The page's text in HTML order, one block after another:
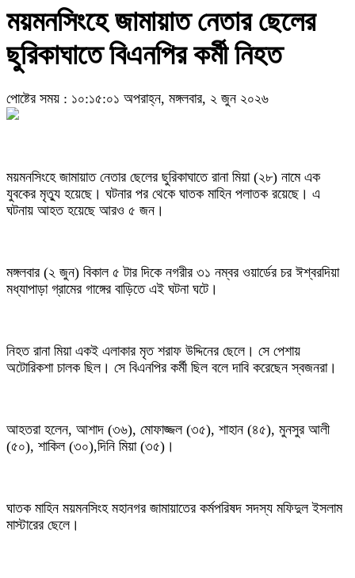
ময়মনসিংহে জামায়াত নেতার ছেলের
ছুরিকাঘাতে বিএনপির কর্মী নিহত
পোষ্টের সময় : ১০:১৫:০১ অপরাহ্ন, মঙ্গলবার, ২ জুন ২০২৬
ময়মনসিংহে জামায়াত নেতার ছেলের ছুরিকাঘাতে রানা মিয়া (২৮) নামে এক
যুবকের মৃত্যু হয়েছে। ঘটনার পর থেকে ঘাতক মাহিন পলাতক রয়েছে। এ
ঘটনায় আহত হয়েছে আরও ৫ জন।
মঙ্গলবার (২ জুন) বিকাল ৫ টার দিকে নগরীর ৩১ নম্বর ওয়ার্ডের চর ঈশ্বরদিয়া
মধ্যাপাড়া গ্রামের গাঙ্গের বাড়িতে এই ঘটনা ঘটে।
নিহত রানা মিয়া একই এলাকার মৃত শরাফ উদ্দিনের ছেলে। সে পেশায়
অটোরিকশা চালক ছিল। সে বিএনপির কর্মী ছিল বলে দাবি করেছেন স্বজনরা।
আহতরা হলেন, আশাদ (৩৬), মোফাজ্জল (৩৫), শাহান (৪৫), মুনসুর আলী
(৫০), শাকিল (৩০),দিনি মিয়া (৩৫)।
ঘাতক মাহিন ময়মনসিংহ মহানগর জামায়াতের কর্মপরিষদ সদস্য মফিদুল ইসলাম
মাস্টারের ছেলে।